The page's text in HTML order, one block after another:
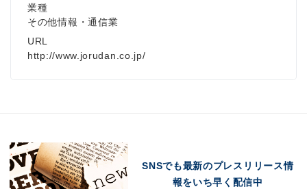
業種
その他情報・通信業
URL
http://www.jorudan.co.jp/
SNSでも最新のプレスリリース情
報をいち早く配信中